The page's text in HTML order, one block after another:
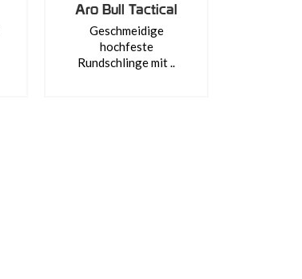
Aro Bull Tactical
Geschmeidige
hochfeste
Rundschlinge mit ..